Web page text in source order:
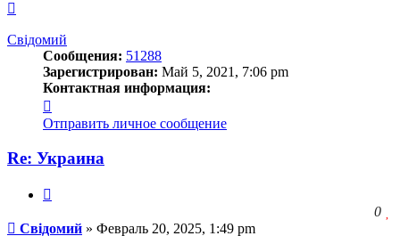
началу
Свідомий
Сообщения: 51288
Зарегистрирован: Май 5, 2021, 7:06 pm
Контактная информация:
информация
пользователя
Отправить личное сообщение
Re: Украина
0
Сообщение
Свідомий » Февраль 20, 2025, 1:49 pm